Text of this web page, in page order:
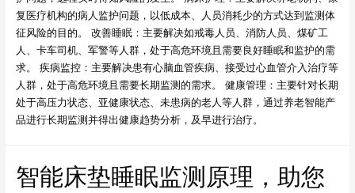
复医疗机构的病人监护问题，以低成本、人员消耗少的方式达到监测体
征风险的目的。 改善睡眠：主要解决如戒毒人员、消防人员、煤矿工
人、卡车司机、军警等人群，处于高危环境且需要良好睡眠和监护的需
求。 疾病监控：主要解决患有心脑血管疾病、接受过心血管介入治疗等
人群，处于高危环境且需要长期监测的需求。 健康管理：主要针对长期
处于高压力状态、亚健康状态、未患病的老人等人群，通过养老智能产
品进行长期监测并得出健康趋势分析，及早进行治疗。
智能床垫睡眠监测原理，助您